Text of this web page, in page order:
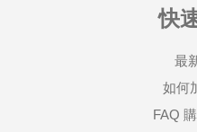
快
最
如何
FAQ